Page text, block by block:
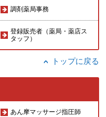
調剤薬局事務
登録販売者（薬局・薬店ス
タッフ）
トップに戻る
あん摩マッサージ指圧師